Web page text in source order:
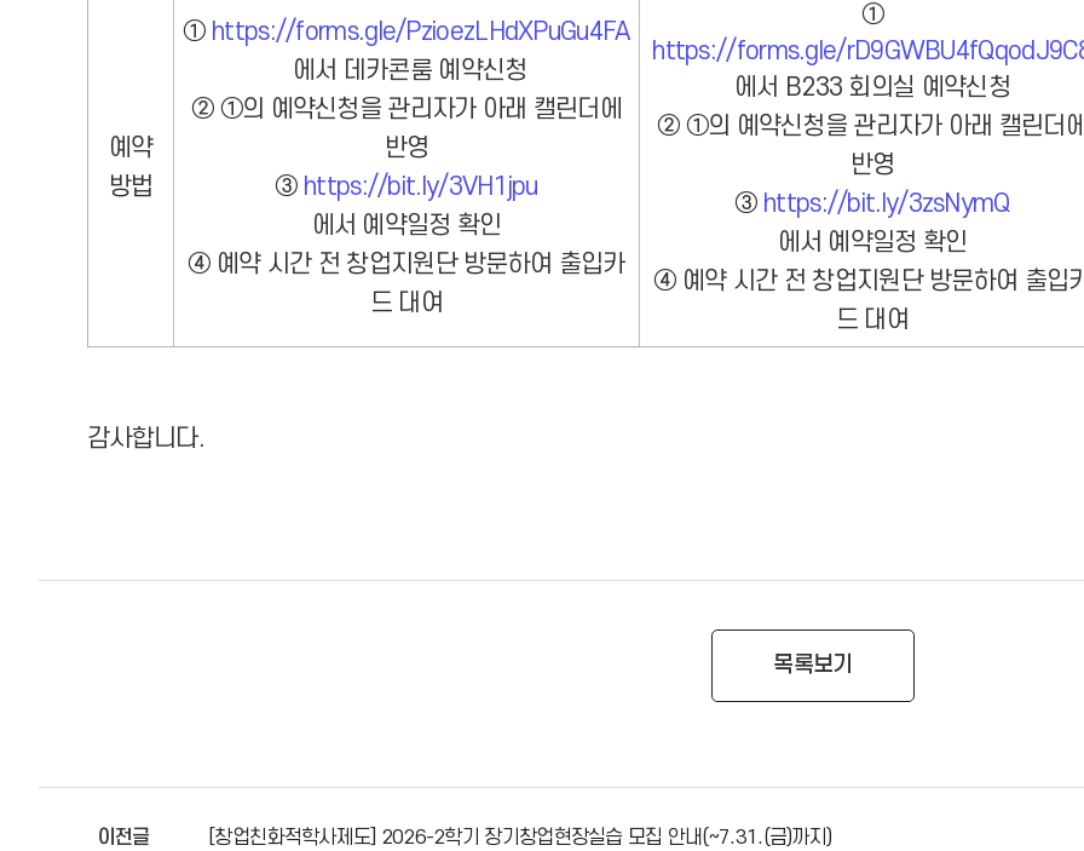
예약
방법
① https://forms.gle/PzioezLHdXPuGu4FA
에서 데카콘룸 예약신청
② ①의 예약신청을 관리자가 아래 캘린더에
반영
③ https://bit.ly/3VH1jpu
에서 예약일정 확인
④ 예약 시간 전 창업지원단 방문하여 출입카
드 대여
①
https://forms.gle/
에서 B233 회의실 예약신청
② ①의 예약신청을 관리자가 아래 캘린더
반영
③ https://bit.ly/3zsNymQ
에서 예약일정 확인
④ 예약 시간 전 창업지원단 방문하여 출입
드 대여
감사합니다.
목록보기
이전글 [창업친화적학사제도] 2026-2학기 장기창업현장실습 모집 안내(~7.31.(금)까지)